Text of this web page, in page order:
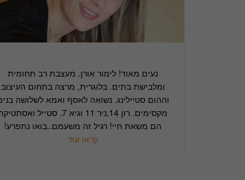
נעים מאוד! לימור אורן. מעצבת רב תחומית
ומלבישת בתים. בלוגרית, מרצה בתחום העיצוב
וההום סטיילינג. נשואה לאסף ואמא לשלושה
מקסימים. רון 14,ניר 11 וגיא 7. סטייל
הם משאת חיי! רגיל זה משעמם..בואו נתפרע!
קראו עוד